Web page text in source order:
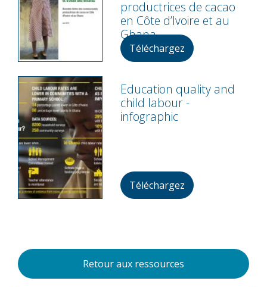
productrices de cacao
en Côte d’Ivoire et au
Ghana
Téléchargez
Education quality and
child labour -
infographic
Téléchargez
Retour aux ressources